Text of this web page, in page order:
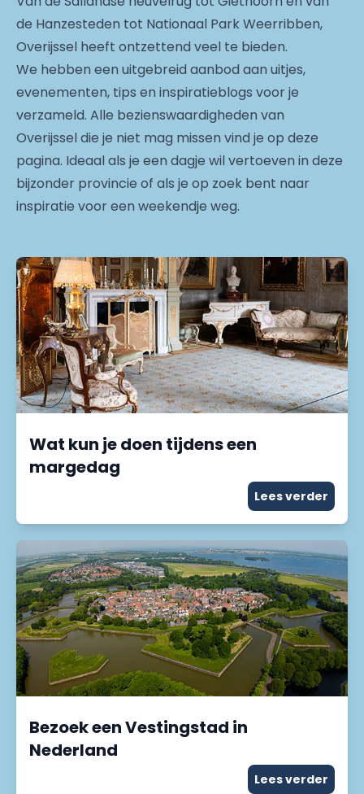
de Hanzesteden tot Nationaal Park Weerribben,
Overijssel heeft ontzettend veel te bieden.
We hebben een uitgebreid aanbod aan uitjes,
evenementen, tips en inspiratieblogs voor je
verzameld. Alle bezienswaardigheden van
Overijssel die je niet mag missen vind je op deze
pagina. Ideaal als je een dagje wil vertoeven in deze
bijzonder provincie of als je op zoek bent naar
inspiratie voor een weekendje weg.
Wat kun je doen tijdens een
margedag
Lees verder
Bezoek een Vestingstad in
Nederland
Lees verder